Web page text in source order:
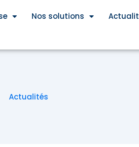
Nos solutions
Actualités